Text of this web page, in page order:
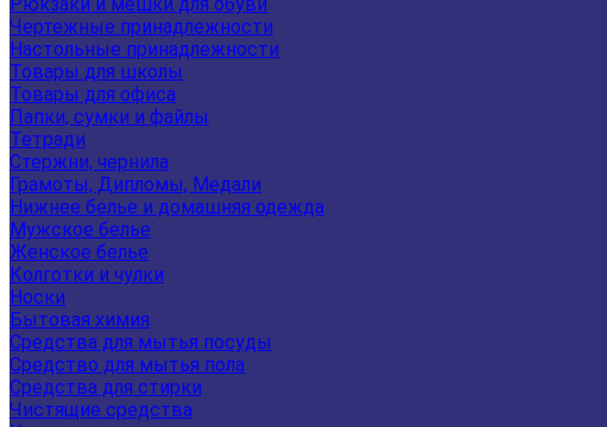
Чертежные принадлежности
Настольные принадлежности
Товары для школы
Товары для офиса
Папки, сумки и файлы
Тетради
Стержни, чернила
Грамоты, Дипломы, Медали
Нижнее белье и домашняя одежда
Мужское белье
Женское белье
Колготки и чулки
Носки
Бытовая химия
Средства для мытья посуды
Средство для мытья пола
Средства для стирки
Чистящие средства